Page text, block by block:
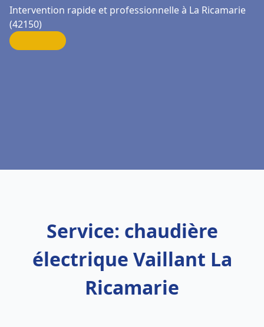
Intervention rapide et professionnelle à La Ricamarie
(42150)
Service: chaudière
électrique Vaillant La
Ricamarie